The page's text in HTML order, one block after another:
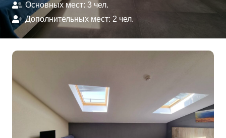
Основных мест:3 чел.
Дополнительных мест: 2 чел.